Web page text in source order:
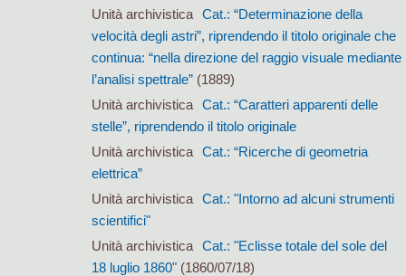
Unità archivistica Cat.: “Determinazione della
velocità degli astri”, riprendendo il titolo originale che
continua: “nella direzione del raggio visuale mediante
l’analisi spettrale”(1889)
Unità archivistica Cat.: “Caratteri apparenti delle
stelle”, riprendendo il titolo originale
Unità archivistica Cat.: “Ricerche di geometria
elettrica”
Unità archivistica Cat.: "Intorno ad alcuni strumenti
scientifici"
Unità archivistica Cat.: "Eclisse totale del sole del
18 luglio 1860"(1860/07/18)